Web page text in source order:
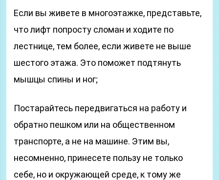
Если вы живете в многоэтажке, представьте,
что лифт попросту сломан и ходите по
лестнице, тем более, если живете не выше
шестого этажа. Это поможет подтянуть
мышцы спины и ног;
Постарайтесь передвигаться на работу и
обратно пешком или на общественном
транспорте, а не на машине. Этим вы,
несомненно, принесете пользу не только
себе, но и окружающей среде, к тому же